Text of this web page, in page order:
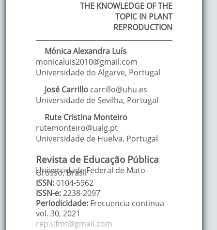
THE KNOWLEDGE OF THE
TOPIC IN PLANT
REPRODUCTION
Mónica Alexandra Luís
monicaluis2010@gmail.com
Universidade do Algarve, Portugal
José Carrillo carrillo@uhu.es
Universidade de Sevilha, Portugal
Rute Cristina Monteiro
rutemonteiro@ualg.pt
Universidade de Huelva, Portugal
Revista de Educação Pública
Universidade Federal de Mato
Grosso, Brasil
ISSN:0104-5962
ISSN-e:2238-2097
Periodicidade: Frecuencia continua
vol. 30, 2021
rep.ufmt@gmail.com